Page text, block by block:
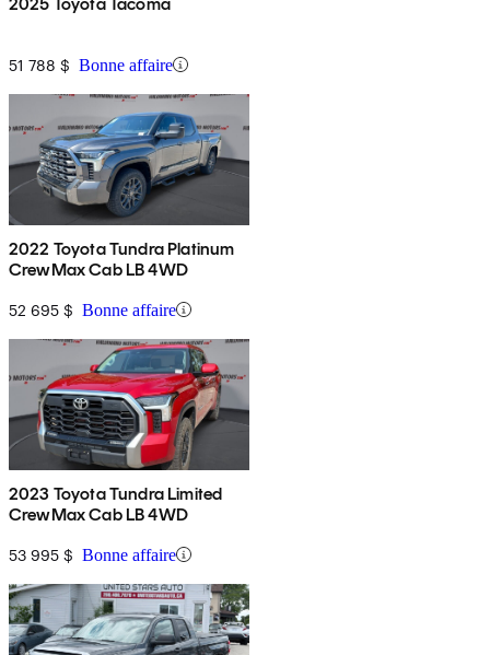
51 788 $ Bonne affaire
2022 Toyota Tundra Platinum
CrewMax Cab LB 4WD
52 695 $ Bonne affaire
2023 Toyota Tundra Limited
CrewMax Cab LB 4WD
53 995 $ Bonne affaire